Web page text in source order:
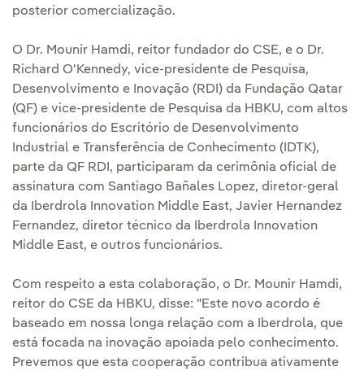
posterior comercialização.
O Dr. Mounir Hamdi, reitor fundador do CSE, e o Dr.
Richard O'Kennedy, vice-presidente de Pesquisa,
Desenvolvimento e Inovação (RDI) da Fundação Qatar
(QF) e vice-presidente de Pesquisa da HBKU, com altos
funcionários do Escritório de Desenvolvimento
Industrial e Transferência de Conhecimento (IDTK),
parte da QF RDI, participaram da cerimônia oficial de
assinatura com Santiago Bañales Lopez, diretor-geral
da Iberdrola Innovation Middle East, Javier Hernandez
Fernandez, diretor técnico da Iberdrola Innovation
Middle East, e outros funcionários.
Com respeito a esta colaboração, o Dr. Mounir Hamdi,
reitor do CSE da HBKU, disse: "Este novo acordo é
baseado em nossa longa relação com a Iberdrola, que
está focada na inovação apoiada pelo conhecimento.
Prevemos que esta cooperação contribua ativamente